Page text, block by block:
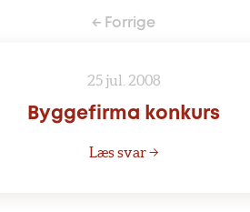
← Forrige
25 jul. 2008
Byggefirma konkurs
Læs svar →